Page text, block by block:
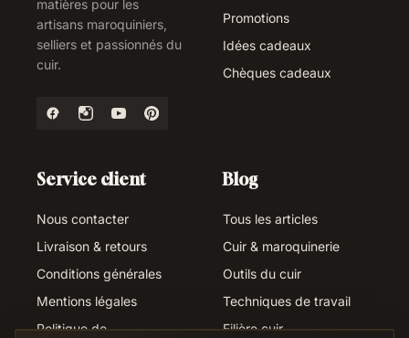
matières pour les
artisans maroquiniers,
selliers et passionnés du
cuir.
Promotions
Idées cadeaux
Chèques cadeaux
Service client
Nous contacter
Livraison & retours
Conditions générales
Mentions légales
Politique de
Blog
Tous les articles
Cuir & maroquinerie
Outils du cuir
Techniques de travail
Filière cuir